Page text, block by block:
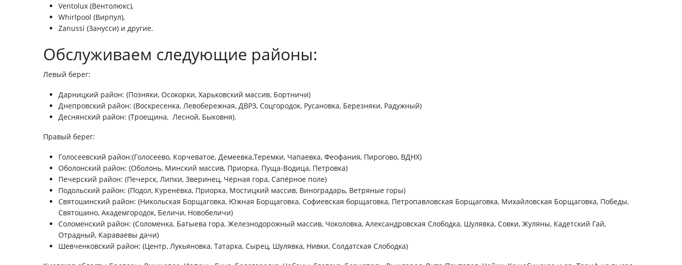
Ventolux (Вентолюкс),
Whirlpool (Вирпул),
Zanussi (Занусси) и другие.
Обслуживаем следующие районы:
Левый берег:
Дарницкий район: (Позняки, Осокорки, Харьковский массив, Бортничи)
Днепровский район: (Воскресенка, Левобережная, ДВРЗ, Соцгородок, Русановка, Березняки, Радужный)
Деснянский район: (Троещина, Лесной, Быковня).
Правый берег:
Голосеевский район:(Голосеево, Корчеватое, Демеевка,Теремки, Чапаевка, Феофания, Пирогово, ВДНХ)
Оболонский район: (Оболонь, Минский массив, Приорка, Пуща-Водица, Петровка)
Печерский район: (Печерск, Липки, Зверинец, Чёрная гора, Сапёрное поле)
Подольский район: (Подол, Куренёвка, Приорка, Мостицкий массив, Виноградарь, Ветряные горы)
Святошинский район: (Никольская Борщаговка, Южная Борщаговка, Софиевская борщаговка, Петропавловская Борщаговка, Михайловская Борщаговка, Победы,
Святошино, Академгородок, Беличи, Новобеличи)
Соломенский район: (Соломенка, Батыева гора, Железнодорожный массив, Чоколовка, Александровская Слободка, Шулявка, Совки, Жуляны, Кадетский Гай,
Отрадный, Караваевы дачи)
Шевченковский район: (Центр, Лукьяновка, Татарка, Сырец, Шулявка, Нивки, Солдатская Слободка)